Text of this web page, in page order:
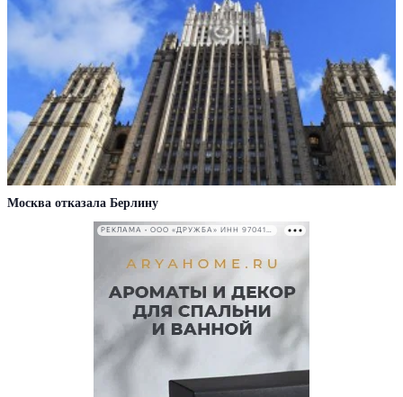
Москва отказала Берлину
РЕКЛАМА • ООО «ДРУЖБА» ИНН 9704146411